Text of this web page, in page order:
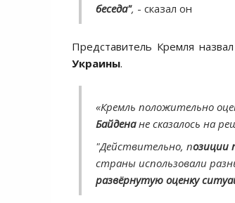
беседа", - сказал он
Представитель Кремля
Украины.
«Кремль положительно
Байденане сказалось на
"Действительно, позиции
страны использовали
развёрнутую оценку